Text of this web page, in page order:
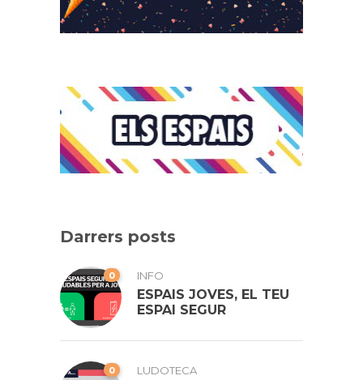
Darrers posts
0 INFO
ESPAIS JOVES, EL TEU
ESPAI SEGUR
0 LUDOTECA